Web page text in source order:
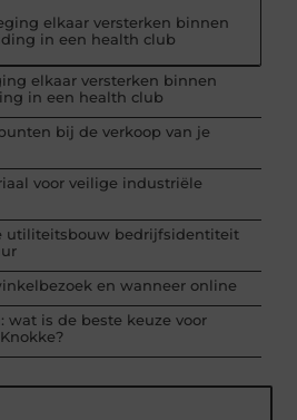
elkaar versterken binnen
in een health club
elkaar versterken binnen
in een health club
bij de verkoop van je
voor veilige industriële
utiliteitsbouw bedrijfsidentiteit
en wanneer online
wat is de beste keuze voor